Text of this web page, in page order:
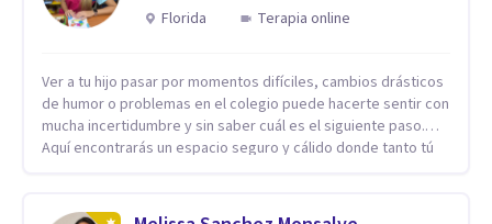
Florida
Terapia online
Ver a tu hijo pasar por momentos difíciles, cambios drásticos
de humor o problemas en el colegio puede hacerte sentir con
mucha incertidumbre y sin saber cuál es el siguiente paso.
Aquí encontrarás un espacio seguro y cálido donde tanto tú
casa. Me especializo en guiar a familias a través de